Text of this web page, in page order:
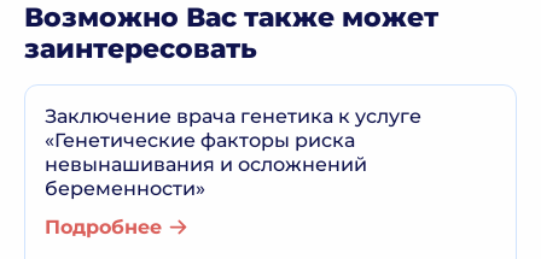
Возможно Вас также может
заинтересовать
Заключение врача генетика к услуге
«Генетические факторы риска
невынашивания и осложнений
беременности»
Подробнее